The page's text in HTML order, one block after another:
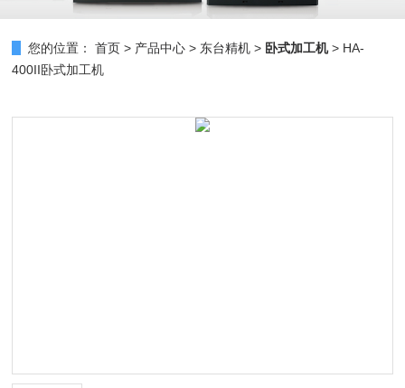
您的位置： 首页 > 产品中心 > 东台精机 > 卧式加工机> HA-
400II卧式加工机